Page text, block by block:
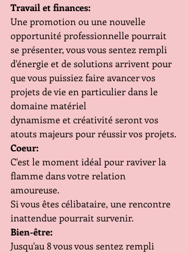
Travail et finances:
Une promotion ou une nouvelle
opportunité professionnelle pourrait
se présenter, vous vous sentez rempli
d'énergie et de solutions arrivent pour
que vous puissiez faire avancer vos
projets de vie en particulier dans le
domaine matériel
dynamisme et créativité seront vos
atouts majeurs pour réussir vos projets.
Coeur:
C'est le moment idéal pour raviver la
flamme dans votre relation
amoureuse.
Si vous êtes célibataire, une rencontre
inattendue pourrait survenir.
Bien-être:
Jusqu'au 8 vous vous sentez rempli